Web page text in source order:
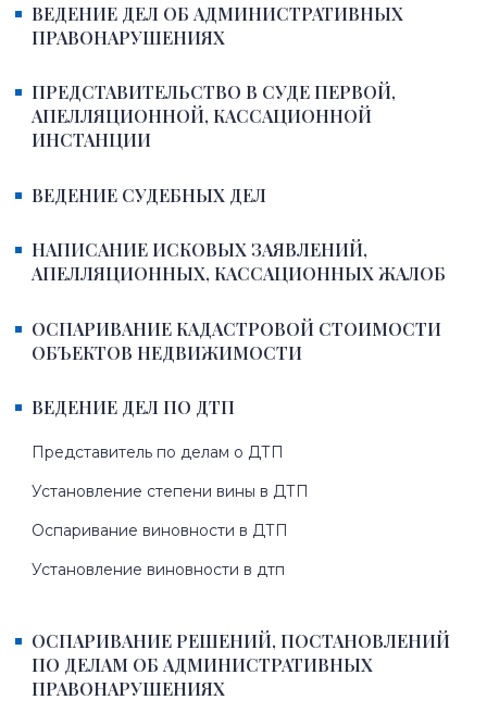
ВЕДЕНИЕ ДЕЛ ОБ АДМИНИСТРАТИВНЫХ
ПРАВОНАРУШЕНИЯХ
ПРЕДСТАВИТЕЛЬСТВО В СУДЕ ПЕРВОЙ,
АПЕЛЛЯЦИОННОЙ, КАССАЦИОННОЙ
ИНСТАНЦИИ
ВЕДЕНИЕ СУДЕБНЫХ ДЕЛ
НАПИСАНИЕ ИСКОВЫХ ЗАЯВЛЕНИЙ,
АПЕЛЛЯЦИОННЫХ, КАССАЦИОННЫХ ЖАЛОБ
ОСПАРИВАНИЕ КАДАСТРОВОЙ СТОИМОСТИ
ОБЪЕКТОВ НЕДВИЖИМОСТИ
ВЕДЕНИЕ ДЕЛ ПО ДТП
Представитель по делам о ДТП
Установление степени вины в ДТП
Оспаривание виновности в ДТП
Установление виновности в дтп
ОСПАРИВАНИЕ РЕШЕНИЙ, ПОСТАНОВЛЕНИЙ
ПО ДЕЛАМ ОБ АДМИНИСТРАТИВНЫХ
ПРАВОНАРУШЕНИЯХ